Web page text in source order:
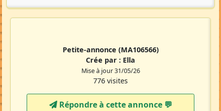
Petite-annonce (MA106566)
Crée par : Ella
Mise à jour 31/05/26
776 visites
Répondre à cette annonce 💬​